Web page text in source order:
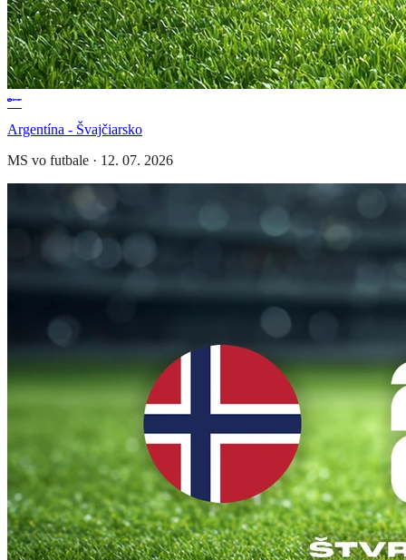
Argentína - Švajčiarsko
MS vo futbale · 12. 07. 2026